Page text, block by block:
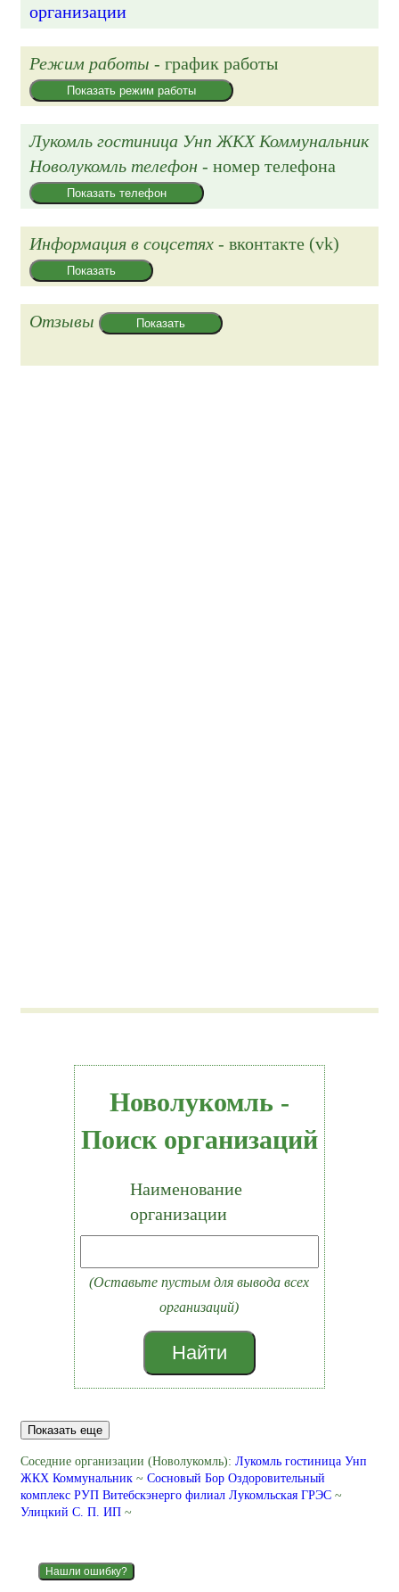
организации
Режим работы - график работы
Показать режим работы
Лукомль гостиница Унп ЖКХ Коммунальник
Новолукомль телефон - номер телефона
Показать телефон
Информация в соцсетях - вконтакте (vk)
Показать
Отзывы Показать
Новолукомль -
Поиск организаций
Наименование
организации
(Оставьте пустым для вывода всех
организаций)
Найти
Показать еще
Соседние организации (Новолукомль):Лукомль гостиница Унп
ЖКХ Коммунальник ~Сосновый Бор Оздоровительный
комплекс РУП Витебскэнерго филиал Лукомльская ГРЭС ~
Улицкий С. П. ИП ~
Нашли ошибку?